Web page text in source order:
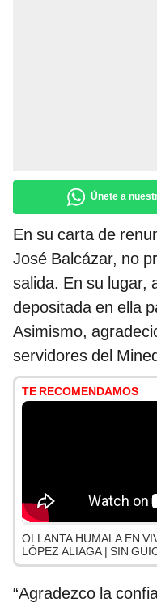
Únete a
En su carta de
José Balcázar, no
salida. En su lugar,
depositada en ella
Asimismo,
servidores del
TE RECOMENDAMOS
OLLANTA HUMALA EN
LÓPEZ ALIAGA | SIN
“Agradezco la